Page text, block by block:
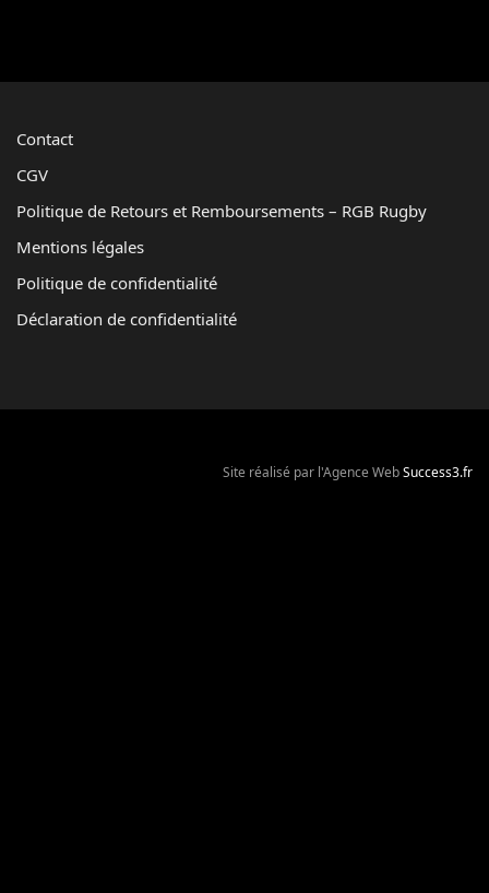
Contact
CGV
Politique de Retours et Remboursements – RGB Rugby
Mentions légales
Politique de confidentialité
Déclaration de confidentialité
Site réalisé par l'Agence WebSuccess3.fr